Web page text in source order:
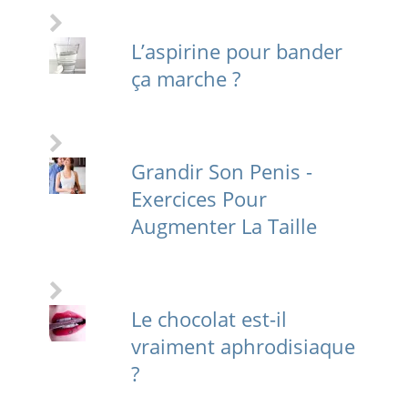
L’aspirine pour bander
ça marche ?
Grandir Son Penis -
Exercices Pour
Augmenter La Taille
Le chocolat est-il
vraiment aphrodisiaque
?